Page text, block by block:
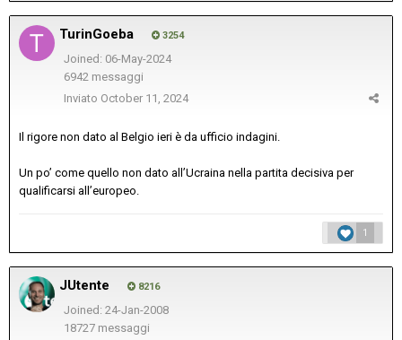
TurinGoeba 3254
Joined: 06-May-2024
6942 messaggi
Inviato October 11, 2024
Il rigore non dato al Belgio ieri è da ufficio indagini.
Un po’ come quello non dato all’Ucraina nella partita decisiva per
qualificarsi all’europeo.
1
JUtente 8216
Joined: 24-Jan-2008
18727 messaggi